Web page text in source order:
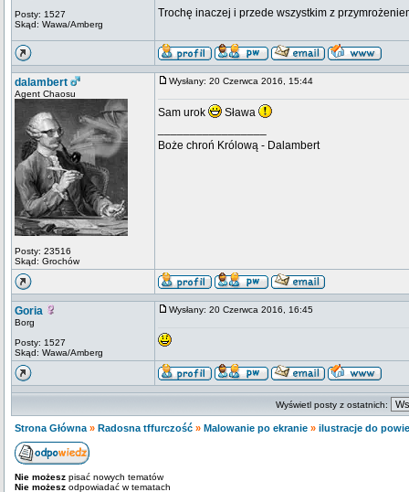
Posty: 1527
Skąd: Wawa/Amberg
Trochę inaczej i przede wszystkim z
dalambert
Agent Chaosu
Posty: 23516
Skąd: Grochów
Wysłany: 20 Czerwca 2016, 15:44
Sam urok
Sława
Boże chroń Królową - Dalambert
Goria
Borg
Posty: 1527
Skąd: Wawa/Amberg
Wysłany: 20 Czerwca 2016, 16:45
Wyświetl posty z ostatnich:
Strona Główna » Radosna tffurczość » Malowanie po ekranie » ilustracje do
Nie możesz pisać nowych tematów
Nie możesz odpowiadać w tematach